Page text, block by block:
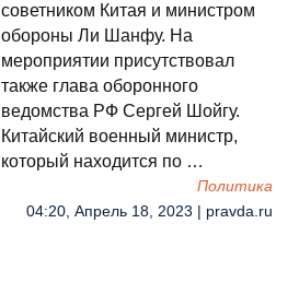
советником Китая и министром
обороны Ли Шанфу. На
мероприятии присутствовал
также глава оборонного
ведомства РФ Сергей Шойгу.
Китайский военный министр,
который находится по …
Политика
04:20, Апрель 18, 2023 | pravda.ru